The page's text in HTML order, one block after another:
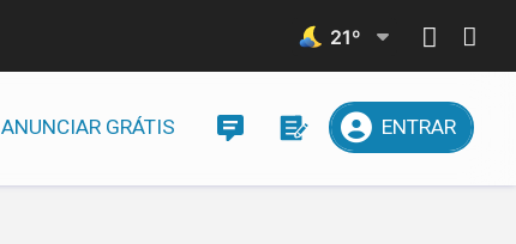
21º
ANUNCIAR GRÁTIS ENTRAR